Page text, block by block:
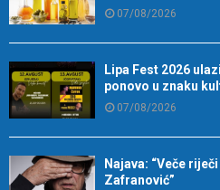
07/08/2026
Lipa Fest 2026
ponovo u znaku
07/08/2026
Najava: “Veče
Zafranović”